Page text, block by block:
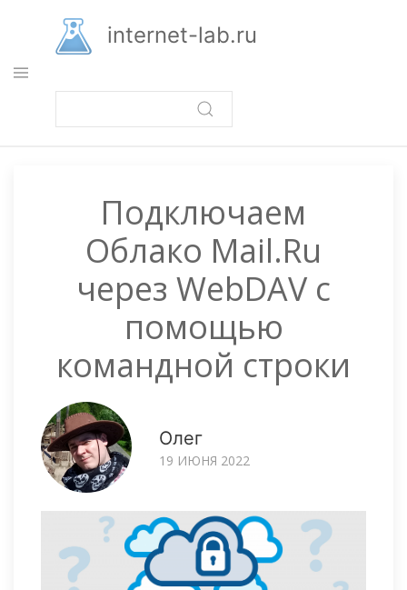
основному
содержанию
internet-lab.ru
Подключаем
Облако Mail.Ru
через WebDAV с
помощью
командной строки
Олег
19 ИЮНЯ 2022